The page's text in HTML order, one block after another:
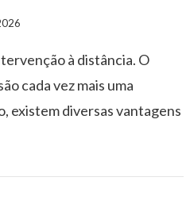
à distância. O
cada vez mais uma
existem diversas vantagens